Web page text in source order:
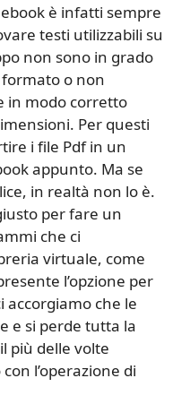
è infatti sempre
testi utilizzabili su
non sono in grado
o non
in modo corretto
Per questi
i file Pdf in un
appunto. Ma se
in realtà non lo è.
per fare un
che ci
virtuale, come
l’opzione per
accorgiamo che le
e si perde tutta la
più delle volte
l’operazione di